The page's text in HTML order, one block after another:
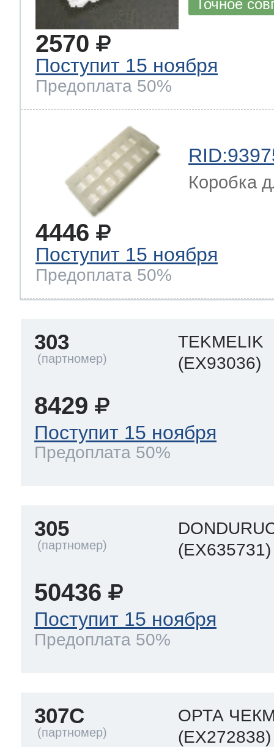
Точное
2570
Поступит 15 ноября
Предоплата 50%
Коробка
4446
Поступит 15 ноября
Предоплата 50%
303
TEKMELIK
(EX93036)
8429
Поступит 15 ноября
Предоплата 50%
305
(EX635731)
50436
Поступит 15 ноября
Предоплата 50%
307C
ОРТА
(EX272838)